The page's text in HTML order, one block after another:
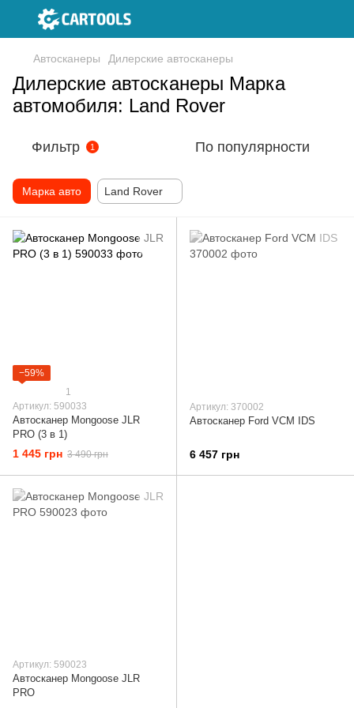
Автосканеры Дилерские автосканеры
Дилерские автосканеры Марка
автомобиля: Land Rover
Фильтр 1 По популярности
Марка авто Land Rover
−59%
1
Артикул: 590033
Автосканер Mongoose JLR
PRO (3 в 1)
1 445 грн 3 490 грн
Артикул: 370002
Автосканер Ford VCM IDS
6 457 грн
Артикул: 590023
Автосканер Mongoose JLR
PRO